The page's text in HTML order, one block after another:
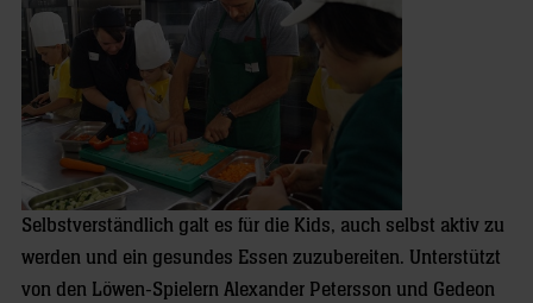
Selbstverständlich galt es für die Kids, auch selbst aktiv zu
werden und ein gesundes Essen zuzubereiten. Unterstützt
von den Löwen-Spielern Alexander Petersson und Gedeon